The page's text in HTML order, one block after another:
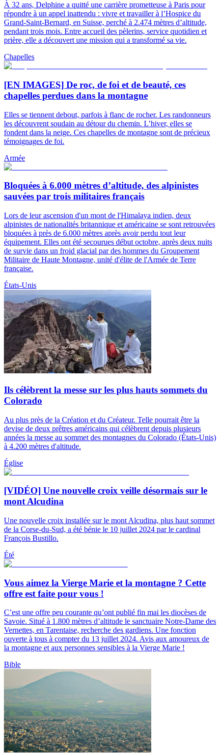
À 32 ans, Delphine a quitté une carrière prometteuse à Paris pour
répondre à un appel inattendu : vivre et travailler à l’Hospice du
Grand-Saint-Bernard, en Suisse, perché à 2.474 mètres d’altitude,
pendant trois mois. Entre accueil des pèlerins, service quotidien et
prière, elle a découvert une mission qui a transformé sa vie.
Chapelles
[EN IMAGES] De roc, de foi et de beauté, ces
chapelles perdues dans la montagne
Elles se tiennent debout, parfois à flanc de rocher. Les randonneurs
les découvrent soudain au détour du chemin. L’hiver, elles se
fondent dans la neige. Ces chapelles de montagne sont de précieux
témoignages de foi.
Armée
Bloquées à 6.000 mètres d’altitude, des alpinistes
sauvées par trois militaires français
Lors de leur ascension d'un mont de l'Himalaya indien, deux
alpinistes de nationalités britannique et américaine se sont retrouvées
bloquées à près de 6.000 mètres après avoir perdu tout leur
équipement. Elles ont été secourues début octobre, après deux nuits
de survie dans un froid glacial par des hommes du Groupement
Militaire de Haute Montagne, unité d'élite de l'Armée de Terre
française.
États-Unis
Ils célèbrent la messe sur les plus hauts sommets du
Colorado
Au plus près de la Création et du Créateur. Telle pourrait être la
devise de deux prêtres américains qui célèbrent depuis plusieurs
années la messe au sommet des montagnes du Colorado (États-Unis)
à 4.200 mètres d'altitude.
Église
[VIDÉO] Une nouvelle croix veille désormais sur le
mont Alcudina
Une nouvelle croix installée sur le mont Alcudina, plus haut sommet
de la Corse-du-Sud, a été bénie le 10 juillet 2024 par le cardinal
François Bustillo.
Été
Vous aimez la Vierge Marie et la montagne ? Cette
offre est faite pour vous !
C’est une offre peu courante qu’ont publié fin mai les diocèses de
Savoie. Situé à 1.800 mètres d’altitude le sanctuaire Notre-Dame des
Vernettes, en Tarentaise, recherche des gardiens. Une fonction
ouverte à tous à compter du 13 juillet 2024. Avis aux amoureux de
la montagne et aux personnes sensibles à la Vierge Marie !
Bible